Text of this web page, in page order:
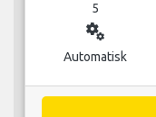
5
miscellaneous_services
Automatisk